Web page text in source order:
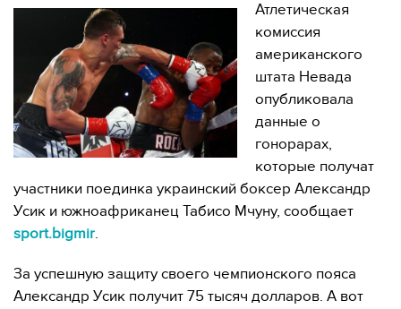
Атлетическая
комиссия
американского
штата Невада
опубликовала
данные о
гонорарах,
которые получат
участники поединка украинский боксер Александр
Усик и южноафриканец Табисо Мчуну, сообщает
sport.bigmir.
За успешную защиту своего чемпионского пояса
Александр Усик получит 75 тысяч долларов. А вот